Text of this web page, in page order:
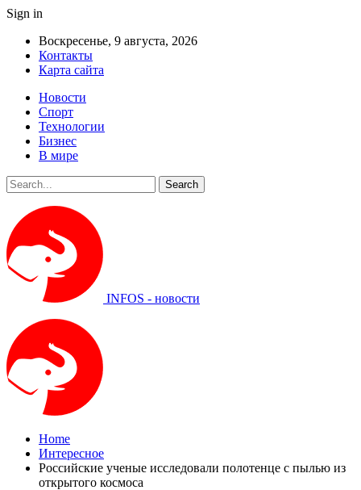
Sign in
Воскресенье, 9 августа, 2026
Контакты
Карта сайта
Новости
Спорт
Технологии
Бизнес
В мире
INFOS - новости
Home
Интересное
Российские ученые исследовали полотенце с пылью из
открытого космоса